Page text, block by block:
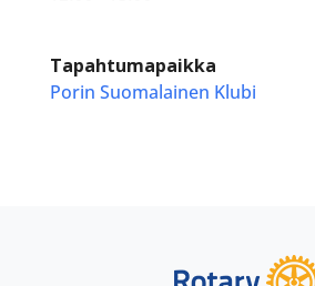
Tapahtumapaikka
Porin Suomalainen Klubi